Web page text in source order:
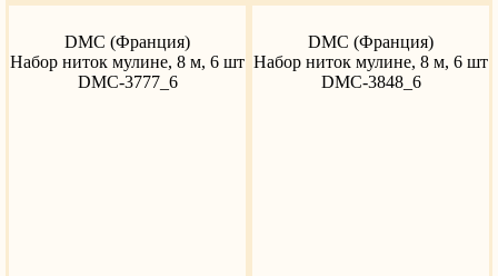
DMC (Франция)
Набор ниток мулине, 8 м, 6 шт
DMC-3777_6
DMC (Франция)
Набор ниток мулине, 8 м, 6 шт
DMC-3848_6